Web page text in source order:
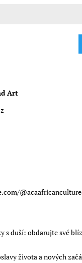
Art
s duší: obdarujte své
života a nových